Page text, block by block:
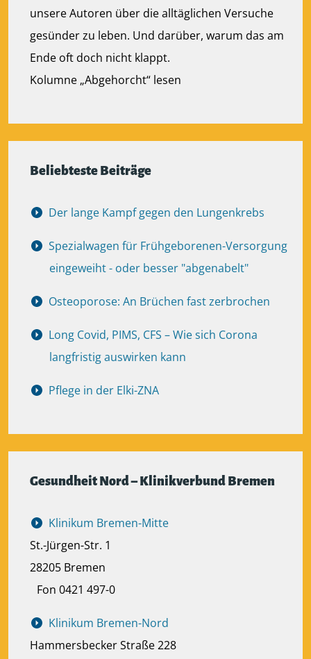
unsere Autoren über die alltäglichen Versuche
gesünder zu leben. Und darüber, warum das am
Ende oft doch nicht klappt.
Kolumne „Abgehorcht“ lesen
Beliebteste Beiträge
Der lange Kampf gegen den Lungenkrebs
Spezialwagen für Frühgeborenen-Versorgung
eingeweiht - oder besser "abgenabelt"
Osteoporose: An Brüchen fast zerbrochen
Long Covid, PIMS, CFS – Wie sich Corona
langfristig auswirken kann
Pflege in der Elki-ZNA
Gesundheit Nord – Klinikverbund Bremen
Klinikum Bremen-Mitte
St.-Jürgen-Str. 1
28205 Bremen
Fon 0421 497-0
Klinikum Bremen-Nord
Hammersbecker Straße 228